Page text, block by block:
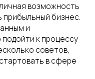
возможность
прибыльный бизнес.
и
к процессу
советов,
в сфере